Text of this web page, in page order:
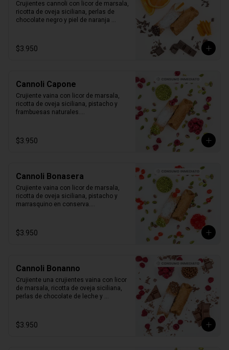
Crujientes cannoli con licor de marsala,
ricotta de oveja siciliana, perlas de
chocolate negro y piel de naranja
$3.950
Cannoli Capone
Crujiente vaina con licor de marsala,
ricotta de oveja siciliana, pistacho y
frambuesas naturales.
$3.950
Cannoli Bonasera
Crujiente vaina con licor de marsala,
ricotta de oveja siciliana, pistacho y
marrasquino en conserva.
$3.950
Cannoli Bonanno
Crujiente una crujientes vaina con licor
de marsala, ricotta de oveja siciliana,
perlas de chocolate de leche y
$3.950